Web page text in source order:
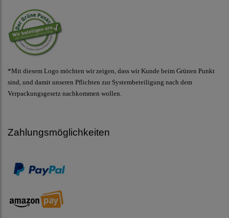
*Mit diesem Logo möchten wir zeigen, dass wir Kunde beim Grünen Punkt
sind, und damit unseren Pflichten zur Systembeteiligung nach dem
Verpackungsgesetz nachkommen wollen.
Zahlungsmöglichkeiten